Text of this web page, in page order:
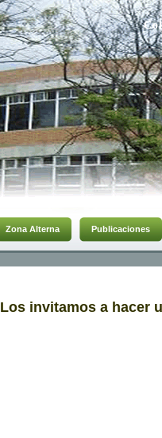
Zona Alterna Publicaciones
Los invitamos a hacer